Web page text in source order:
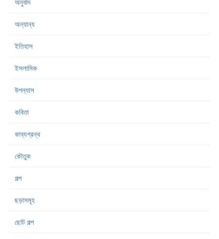
অনুবাদ
অন্যান্য
ইতিহাস
ইসলামিক
উপন্যাস
কবিতা
কাব্যগ্রন্থ
কৌতুক
গল্প
ছড়াসমূহ
ছোট গল্প